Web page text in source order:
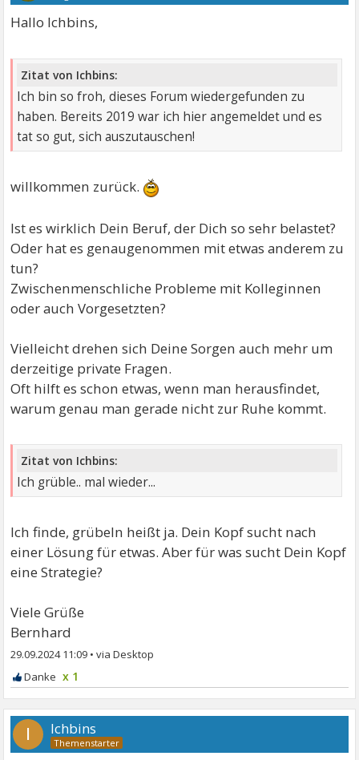
Hallo Ichbins,
Zitat von Ichbins:
Ich bin so froh, dieses Forum wiedergefunden zu
haben. Bereits 2019 war ich hier angemeldet und es
tat so gut, sich auszutauschen!
willkommen zurück.
Ist es wirklich Dein Beruf, der Dich so sehr belastet?
Oder hat es genaugenommen mit etwas anderem zu
tun?
Zwischenmenschliche Probleme mit Kolleginnen
oder auch Vorgesetzten?
Vielleicht drehen sich Deine Sorgen auch mehr um
derzeitige private Fragen.
Oft hilft es schon etwas, wenn man herausfindet,
warum genau man gerade nicht zur Ruhe kommt.
Zitat von Ichbins:
Ich grüble.. mal wieder...
Ich finde, grübeln heißt ja. Dein Kopf sucht nach
einer Lösung für etwas. Aber für was sucht Dein Kopf
eine Strategie?
Viele Grüße
Bernhard
29.09.2024 11:09 •
x 1
I Ichbins